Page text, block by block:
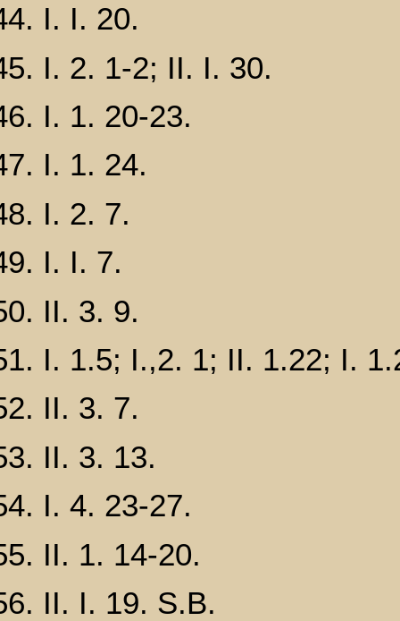
I. I. 20.
I. 2. 1-2; II. I. 30.
I. 1. 20-23.
I. 1. 24.
I. 2. 7.
I. I. 7.
II. 3. 9.
I. 1.5; I.,2. 1; II. 1.22; I.
II. 3. 7.
II. 3. 13.
I. 4. 23-27.
II. 1. 14-20.
II. I. 19. S.B.